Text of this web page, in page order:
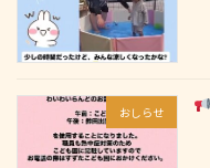
おしらせ